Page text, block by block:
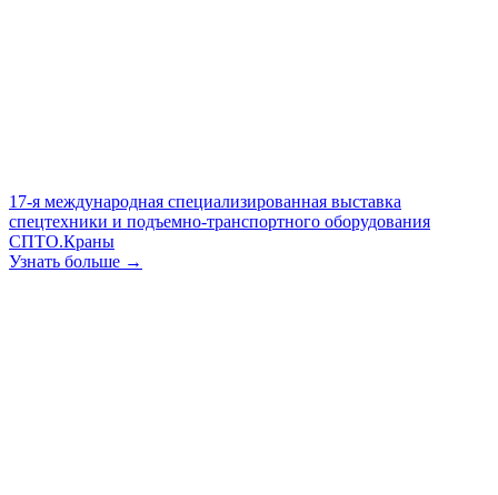
17-я международная специализированная выставка
спецтехники и подъемно-транспортного оборудования
СПТО.Краны
Узнать больше →